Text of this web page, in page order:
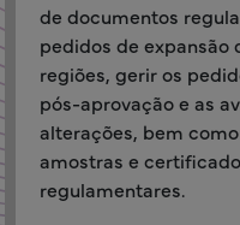
de documentos
pedidos de expansão
regiões, gerir os
pós-aprovação e as
alterações, bem
amostras e
regulamentares.